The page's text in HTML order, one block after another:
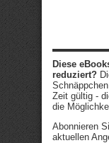
Diese
reduziert?
Zeit gültig -
die
Abonnieren
aktuellen